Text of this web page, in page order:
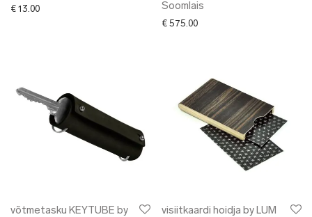
€ 13.00
Soomlais
€ 575.00
võtmetasku KEYTUBE by
visiitkaardi hoidja by LUM